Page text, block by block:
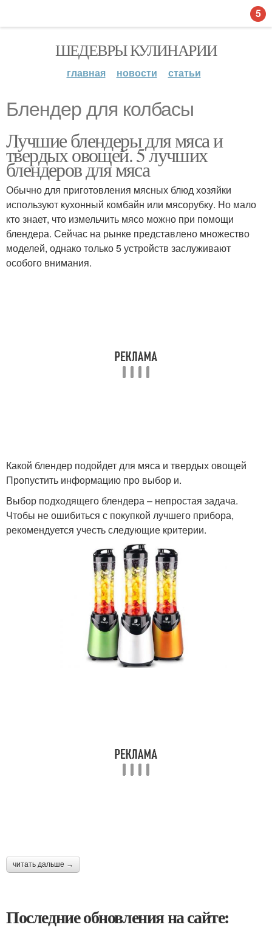
ШЕДЕВРЫ КУЛИНАРИИ
главная новости статьи
Блендер для колбасы
Лучшие блендеры для мяса и
твердых овощей. 5 лучших
блендеров для мяса
Обычно для приготовления мясных блюд хозяйки
используют кухонный комбайн или мясорубку. Но мало
кто знает, что измельчить мясо можно при помощи
блендера. Сейчас на рынке представлено множество
моделей, однако только 5 устройств заслуживают
особого внимания.
Какой блендер подойдет для мяса и твердых овощей
Пропустить информацию про выбор и.
Выбор подходящего блендера – непростая задача.
Чтобы не ошибиться с покупкой лучшего прибора,
рекомендуется учесть следующие критерии.
читать дальше →
Последние обновления на сайте:
5